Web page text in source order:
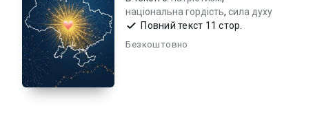
національна гордість,сила духу
Повний текст 11 стор.
Безкоштовно